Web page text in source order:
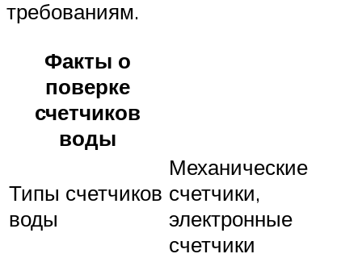
требованиям.
Факты о
поверке
счетчиков
воды
Типы счетчиков
воды
Механические
счетчики,
электронные
счетчики